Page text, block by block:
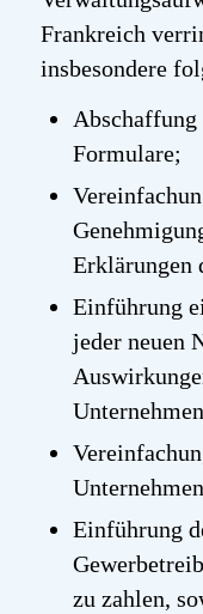
Frankreich
insbesondere
Formulare;
Erklärungen
Einführung
jeder neuen
Einführung
zu zahlen,